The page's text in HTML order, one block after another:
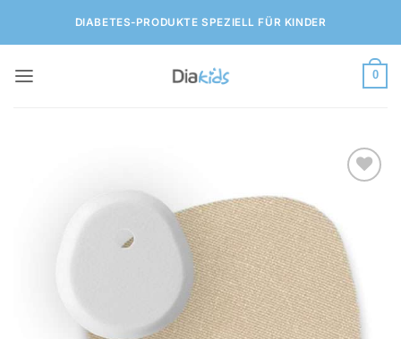
DIABETES-PRODUKTE SPEZIELL FÜR KINDER
0
Wunschliste
hinzufügen